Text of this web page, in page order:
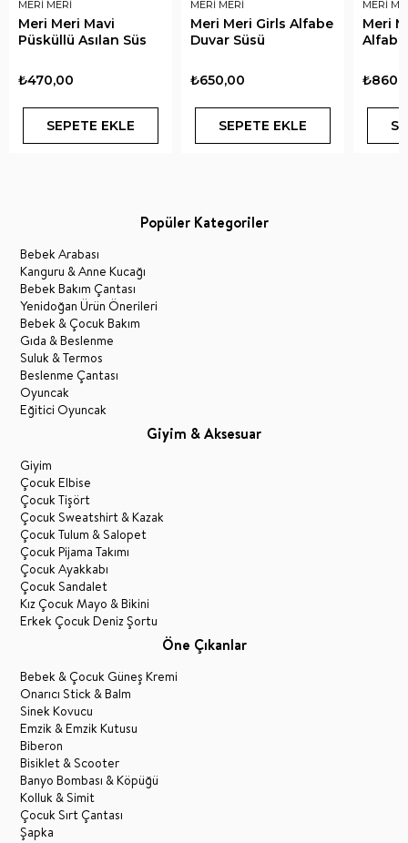
MERİ MERİ
Meri Meri Mavi
Püsküllü Asılan Süs
₺470,00
SEPETE EKLE
MERİ MERİ
Meri Meri Girls Alfabe
Duvar Süsü
₺650,00
SEPETE EKLE
MERİ
Meri
Alfabe
Popüler Kategoriler
Bebek Arabası
Kanguru & Anne Kucağı
Bebek Bakım Çantası
Yenidoğan Ürün Önerileri
Bebek & Çocuk Bakım
Gıda & Beslenme
Suluk & Termos
Beslenme Çantası
Oyuncak
Eğitici Oyuncak
Giyim & Aksesuar
Giyim
Çocuk Elbise
Çocuk Tişört
Çocuk Sweatshirt & Kazak
Çocuk Tulum & Salopet
Çocuk Pijama Takımı
Çocuk Ayakkabı
Çocuk Sandalet
Kız Çocuk Mayo & Bikini
Erkek Çocuk Deniz Şortu
Öne Çıkanlar
Bebek & Çocuk Güneş Kremi
Onarıcı Stick & Balm
Sinek Kovucu
Emzik & Emzik Kutusu
Biberon
Bisiklet & Scooter
Banyo Bombası & Köpüğü
Kolluk & Simit
Çocuk Sırt Çantası
Şapka